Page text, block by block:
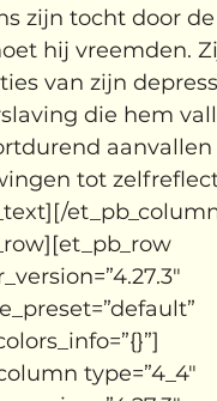
zijn tocht door
hij vreemden.
van zijn
die hem
aanvallen
tot
type=”4_4″